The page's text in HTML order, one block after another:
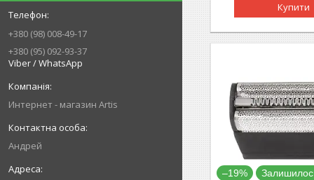
+380 (98) 008-49-17
+380 (95) 092-93-37
Viber / WhatsApp
Интернет - магазин Artis
Андрей
Купити
–19%